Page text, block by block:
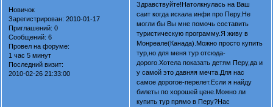
Новичок
Зарегистрирован: 2010-01-17
Приглашений: 0
Сообщений: 6
Провел на форуме:
1 час 5 минут
Последний визит:
2010-02-26 21:33:00
Здравствуйте!Натолкнулась на Ваш
саит когда искала инфи про Перу.Не
могли бы Вы мне помочь составить
туристическую программу.Я живу в
Монреале(Канада).Можно просто купить
тур,но для меня тур отсюда-
дорого.Хотела показать детям Перу,да и
у самой это давняя мечта.Для нас
самое дорогое-перелет.Если я найду
билеты по хорошей цене.Можно ли
купить тур прямо в Перу?Нас